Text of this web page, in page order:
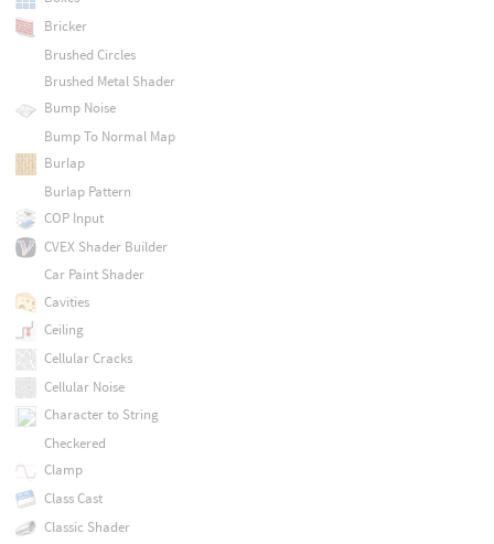
Bricker
Brushed Circles
Brushed Metal Shader
Bump Noise
Bump To Normal Map
Burlap
Burlap Pattern
COP Input
CVEX Shader Builder
Car Paint Shader
Cavities
Ceiling
Cellular Cracks
Cellular Noise
Character to String
Checkered
Clamp
Class Cast
Classic Shader